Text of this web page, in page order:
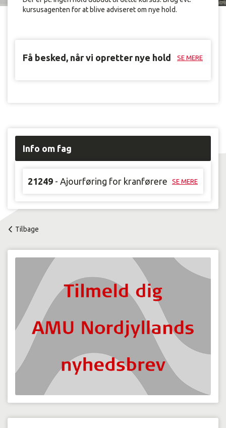
kursusagenten for at blive adviseret om nye hold.
Få besked, når vi opretter nye hold SE MERE
Info om fag
21249 - Ajourføring for kranførere SE MERE
Tilbage